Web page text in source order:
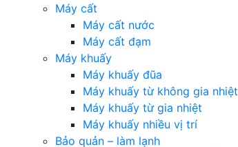
Máy cất
Máy cất nước
Máy cất đạm
Máy khuấy
Máy khuấy đũa
Máy khuấy từ không gia nhiệt
Máy khuấy từ gia nhiệt
Máy khuấy nhiều vị trí
Bảo quản – làm lạnh